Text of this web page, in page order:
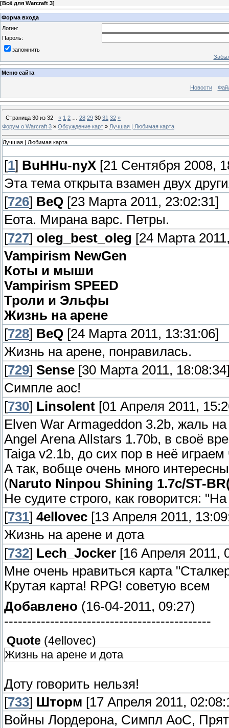
[Всё для Warcraft 3]
Форма входа
Логин:
Пароль:
запомнить
Меню сайта
Новости
Страница 30 из 32 « 1 2 28 29 30 31 32 »
Форум о Warcraft 3 » Обсуждение карт » Лучшая | Любимая карта
Лучшая | Любимая карта
[1] BuHHu-nyX [21 Сентября 2008,
Эта тема открыта взамен двух
[726] BeQ [23 Марта 2011, 23:02:31]
Еота. Мирана варс. Петры.
[727] oleg_best_oleg [24 Марта
Vampirism NewGen
Коты и мыши
Vampirism SPEED
Троли и Эльфы
Жизнь на арене
[728] BeQ [24 Марта 2011, 13:31:06]
Жизнь на арене, понравилась.
[729] Sense [30 Марта 2011,
Симпле аос!
[730] Linsolent [01 Апреля 2011,
Elven War Armageddon 3.2b, жаль
Angel Arena Allstars 1.70b, в своё
Taiga v2.1b, до сих пор в неё
А так, вобще очень много
(Naruto Ninpou Shining 1.7c/ST-
Не судите строго, как говорится:
[731] 4ellovec [13 Апреля 2011,
Жизнь на арене и дота
[732] Lech_Jocker [16 Апреля 2011,
Мне очень нравиться карта
Крутая карта! RPG! советую всем
Добавлено (16-04-2011, 09:27)
---------------------------------------------
Quote (4ellovec)
Жизнь на арене и дота
Доту говорить нельзя!
[733] Шторм [17 Апреля 2011,
Войны Лордерона, Симпл АоС,